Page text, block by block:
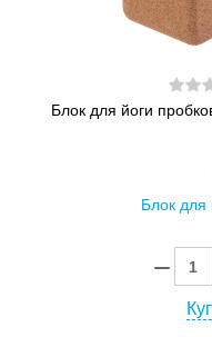
Блок для йоги